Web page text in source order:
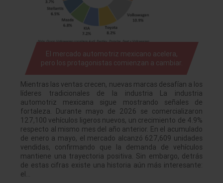
El mercado automotriz mexicano acelera,
pero los protagonistas comienzan a cambiar.
Mientras las ventas crecen, nuevas marcas desafían a los
líderes tradicionales de la industria La industria
automotriz mexicana sigue mostrando señales de
fortaleza. Durante mayo de 2026 se comercializaron
127,100 vehículos ligeros nuevos, un crecimiento de 4.9%
respecto al mismo mes del año anterior. En el acumulado
de enero a mayo, el mercado alcanzó 627,609 unidades
vendidas, confirmando que la demanda de vehículos
mantiene una trayectoria positiva. Sin embargo, detrás
de estas cifras existe una historia aún más interesante:
el…